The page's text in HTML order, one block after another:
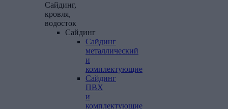
Сайдинг,
кровля,
водосток
Сайдинг
Сайдинг
металлический
и
комплектующие
Сайдинг
ПВХ
и
комплектующие